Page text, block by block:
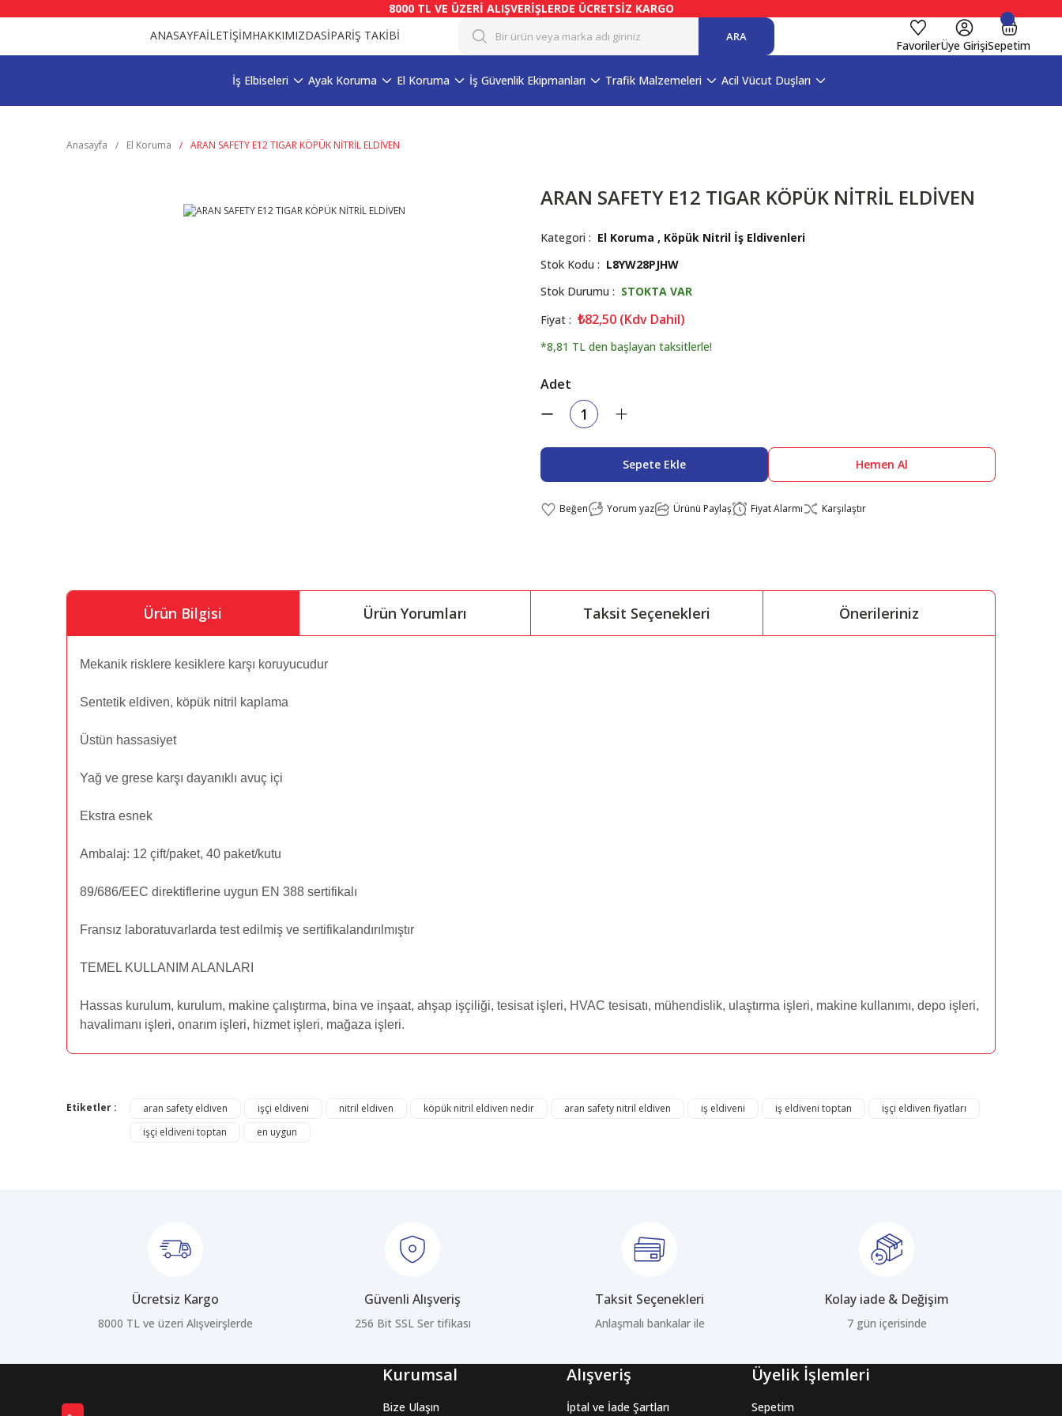
8000 TL VE ÜZERİ ALIŞVERİŞLERDE ÜCRETSİZ KARGO
ANASAYFAİLETİŞİMHAKKIMIZDASİPARİŞ TAKİBİ ARA
FavorilerÜye GirişiSepetim
İş Elbiseleri Ayak Koruma El Koruma İş Güvenlik Ekipmanları Trafik Malzemeleri Acil Vücut Duşları
Anasayfa El Koruma ARAN SAFETY E12 TIGAR KÖPÜK NİTRİL ELDİVEN
ARAN SAFETY E12 TIGAR KÖPÜK NİTRİL ELDİVEN
Kategori El Koruma , Köpük Nitril İş Eldivenleri
Stok Kodu
L8YW28PJHW
Stok Durumu
STOKTA VAR
Fiyat
₺82,50 (Kdv Dahil)
*8,81 TL den başlayan taksitlerle!
Adet
Sepete Ekle Hemen Al
Yorum yaz Ürünü Paylaş Fiyat Alarmı Karşılaştır
Ürün Bilgisi Ürün Yorumları Taksit Seçenekleri Önerileriniz
Mekanik risklere kesiklere karşı koruyucudur
Sentetik eldiven, köpük nitril kaplama
Üstün hassasiyet
Yağ ve grese karşı dayanıklı avuç içi
Ekstra esnek
Ambalaj: 12 çift/paket, 40 paket/kutu
89/686/EEC direktiflerine uygun EN 388 sertifikalı
Fransız laboratuvarlarda test edilmiş ve sertifikalandırılmıştır
TEMEL KULLANIM ALANLARI
Hassas kurulum, kurulum, makine çalıştırma, bina ve inşaat, ahşap işçiliği, tesisat işleri, HVAC tesisatı, mühendislik, ulaştırma işleri, makine kullanımı, depo işleri,
havalimanı işleri, onarım işleri, hizmet işleri, mağaza işleri.
Bu ürüne ilk yorumu siz yapın!
Ürün resmi kalitesiz, bozuk veya görüntülenemiyor.
Etiketler : aran safety eldiven işçi eldiveni nitril eldiven köpük nitril eldiven nedir aran safety nitril eldiven iş eldiveni iş eldiveni toptan
işçi eldiven fiyatları
işçi eldiveni toptan
en uygun
Ücretsiz Kargo
8000 TL ve üzeri Alışveirşlerde
Güvenli Alışveriş
256 Bit SSL Ser tifikası
Taksit Seçenekleri
Anlaşmalı bankalar ile
Kolay iade & Değişim
7 gün içerisinde
Kurumsal
Bize Ulaşın
Alışveriş
İptal ve İade Şartları
Üyelik İşlemleri
Sepetim